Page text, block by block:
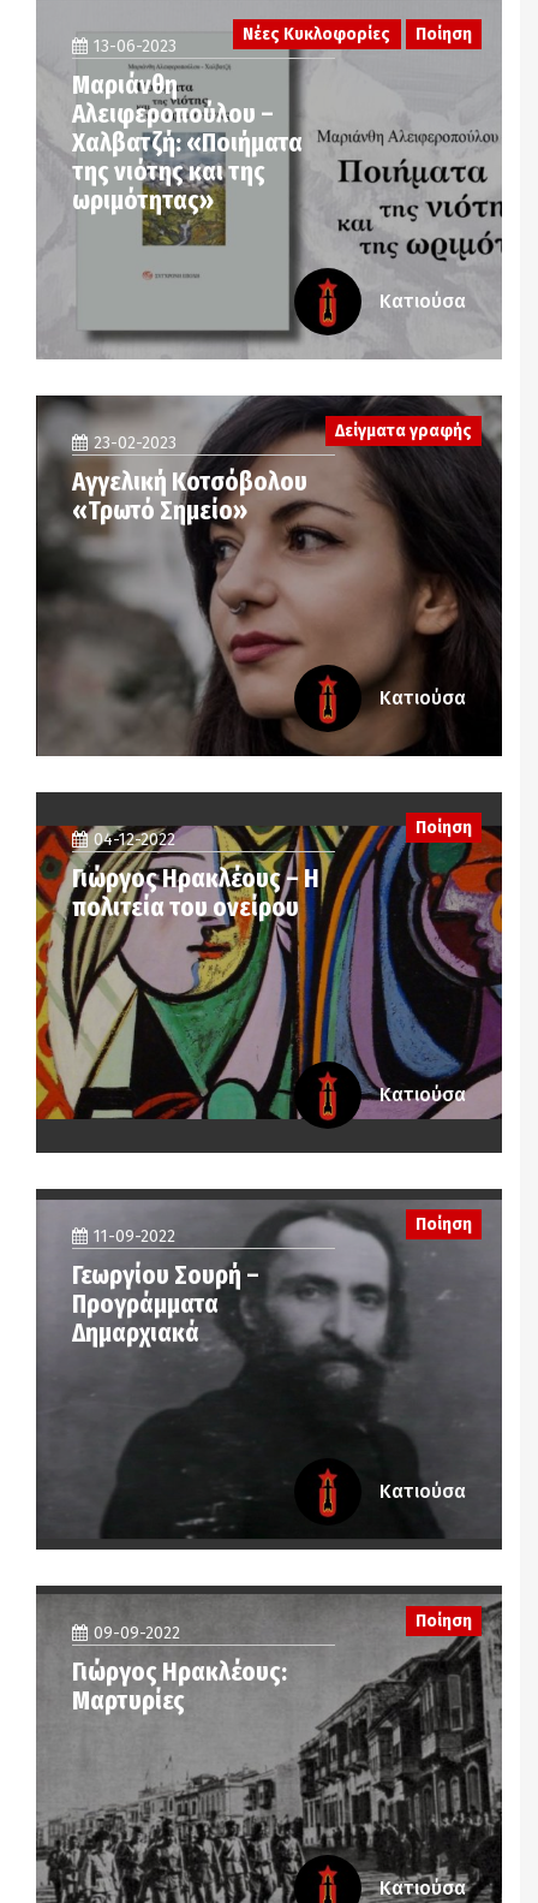
13-06-2023
Μαριάνθη
Αλειφεροπούλου –
Χαλβατζή: «Ποιήματα
της νιότης και της
ωριμότητας»
Νέες Κυκλοφορίες Ποίηση
Κατιούσα
23-02-2023
Αγγελική Κοτσόβολου
«Τρωτό Σημείο»
Δείγματα γραφής
Κατιούσα
04-12-2022
Γιώργος Ηρακλέους – Η
πολιτεία του ονείρου
Ποίηση
Κατιούσα
11-09-2022
Γεωργίου Σουρή –
Προγράμματα
Δημαρχιακά
Ποίηση
Κατιούσα
09-09-2022
Γιώργος Ηρακλέους:
Μαρτυρίες
Ποίηση
Κατιούσα